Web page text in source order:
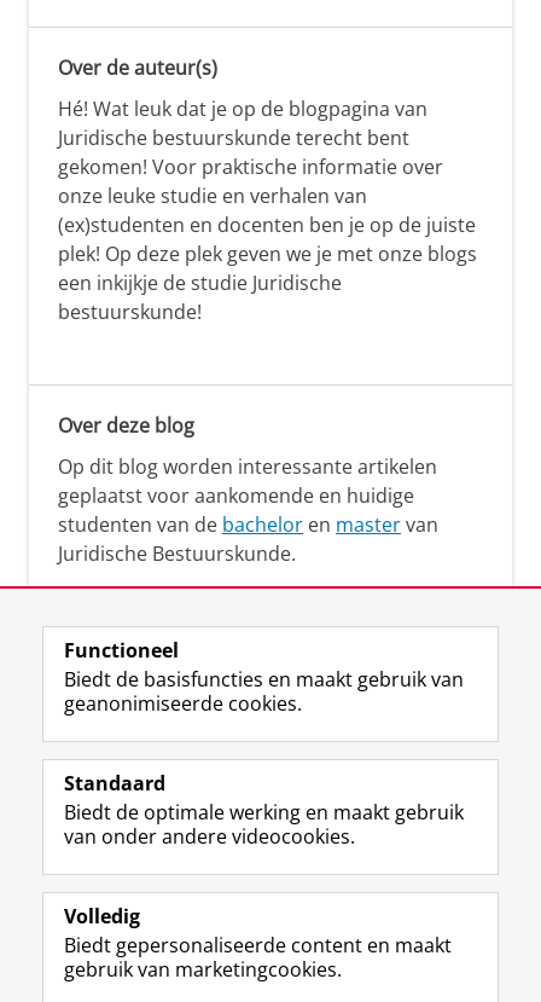
Over de auteur(s)
Hé! Wat leuk dat je op de blogpagina van
Juridische bestuurskunde terecht bent
gekomen! Voor praktische informatie over
onze leuke studie en verhalen van
(ex)studenten en docenten ben je op de juiste
plek! Op deze plek geven we je met onze blogs
een inkijkje de studie Juridische
bestuurskunde!
Over deze blog
Op dit blog worden interessante artikelen
geplaatst voor aankomende en huidige
studenten van de bachelor en mastervan
Juridische Bestuurskunde.
Volg de RUG
F
a
e
b
o
p
a
L
i
k
e
I
-
p
R
S
-
f
e
R
I
n
t
r
m
Y
o
T
e
k
Studiekiezers
Alumni
Over ons
Functioneel
Biedt de basisfuncties en maakt gebruik van
geanonimiseerde cookies.
Standaard
Biedt de optimale werking en maakt gebruik
van onder andere videocookies.
Volledig
Biedt gepersonaliseerde content en maakt
gebruik van marketingcookies.